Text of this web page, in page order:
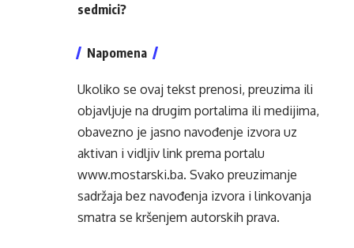
sedmici?
Napomena
Ukoliko se ovaj tekst prenosi, preuzima ili
objavljuje na drugim portalima ili medijima,
obavezno je jasno navođenje izvora uz
aktivan i vidljiv link prema portalu
www.mostarski.ba. Svako preuzimanje
sadržaja bez navođenja izvora i linkovanja
smatra se kršenjem autorskih prava.